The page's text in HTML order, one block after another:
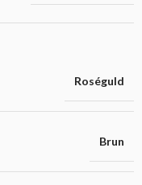
Roséguld
Brun